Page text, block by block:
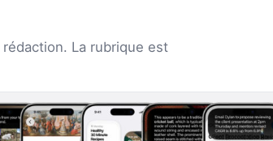
La rubrique est